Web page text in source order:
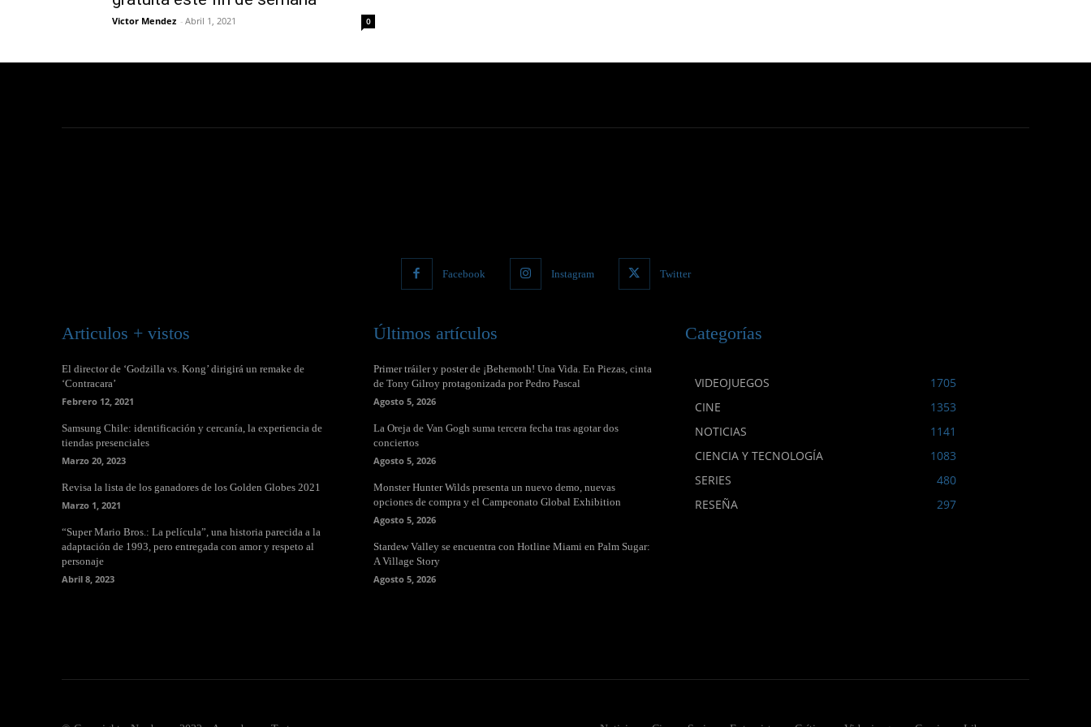
Victor Mendez - Abril 1, 2021 0
Facebook Instagram Twitter
Articulos + vistos
El director de ‘Godzilla vs. Kong’ dirigirá un remake de
‘Contracara’
Febrero 12, 2021
Samsung Chile: identificación y cercanía, la experiencia de
tiendas presenciales
Marzo 20, 2023
Revisa la lista de los ganadores de los Golden Globes 2021
Marzo 1, 2021
“Super Mario Bros.: La película”, una historia parecida a la
adaptación de 1993, pero entregada con amor y respeto al
personaje
Abril 8, 2023
Últimos artículos
Primer tráiler y poster de ¡Behemoth! Una Vida. En Piezas, cinta
de Tony Gilroy protagonizada por Pedro Pascal
Agosto 5, 2026
La Oreja de Van Gogh suma tercera fecha tras agotar dos
conciertos
Agosto 5, 2026
Monster Hunter Wilds presenta un nuevo demo, nuevas
opciones de compra y el Campeonato Global Exhibition
Agosto 5, 2026
Stardew Valley se encuentra con Hotline Miami en Palm Sugar:
A Village Story
Agosto 5, 2026
Categorías
VIDEOJUEGOS
1705
CINE
1353
NOTICIAS
1141
CIENCIA Y TECNOLOGÍA
1083
SERIES
480
RESEÑA
297